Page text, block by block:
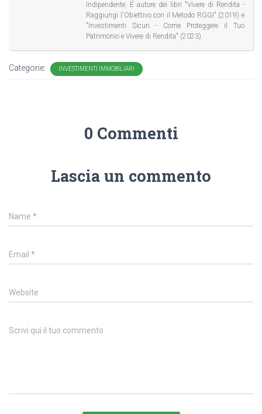
Indipendente. É autore dei libri "Vivere di Rendita -
Raggiungi l'Obiettivo con il Metodo RGGI" (2019) e
"Investimenti Sicuri - Come Proteggere il Tuo
Patrimonio e Vivere di Rendita" (2023).
Categorie: INVESTIMENTI IMMOBILIARI
0 Commenti
Lascia un commento
Name *
Email *
Website
Scrivi qui il tuo commento